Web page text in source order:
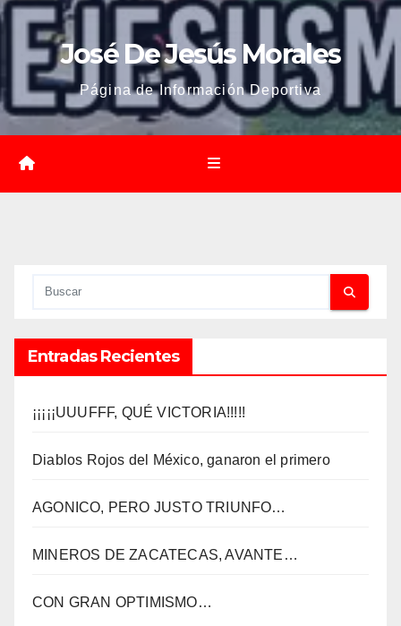
José De Jesús Morales
Página de Información Deportiva
Entradas Recientes
¡¡¡¡¡UUUFFF, QUÉ VICTORIA!!!!!
Diablos Rojos del México, ganaron el primero
AGONICO, PERO JUSTO TRIUNFO…
MINEROS DE ZACATECAS, AVANTE…
CON GRAN OPTIMISMO…